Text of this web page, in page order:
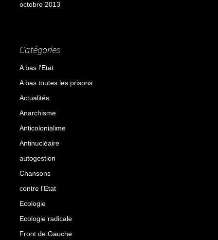
octobre 2013
Catégories
A bas l'Etat
A bas toutes les prisons
Actualités
Anarchisme
Anticolonialime
Antinucléaire
autogestion
Chansons
contre l'Etat
Ecologie
Ecologie radicale
Front de Gauche